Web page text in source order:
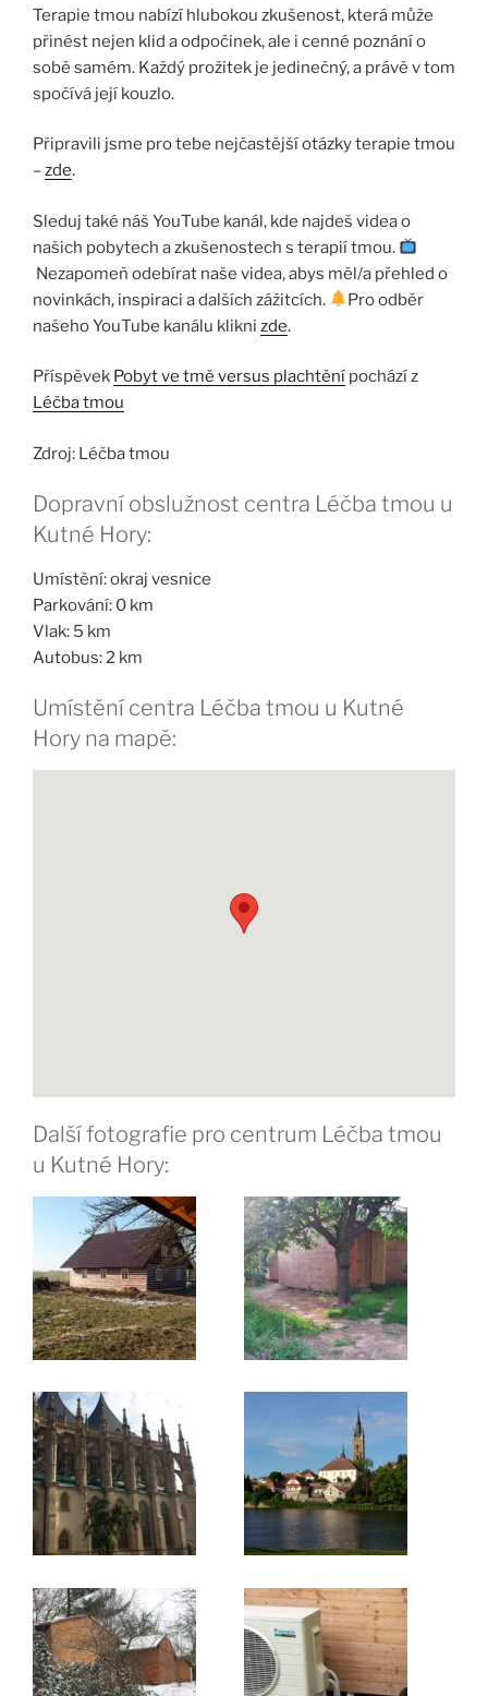
Terapie tmou nabízí hlubokou zkušenost, která může
přinést nejen klid a odpočinek, ale i cenné poznání o
sobě samém. Každý prožitek je jedinečný, a právě v tom
spočívá její kouzlo.
Připravili jsme pro tebe nejčastější otázky terapie tmou
–zde.
Sleduj také náš YouTube kanál, kde najdeš videa o
našich pobytech a zkušenostech s terapií tmou.
Nezapomeň odebírat naše videa, abys měl/a přehled o
novinkách, inspiraci a dalších zážitcích.
Pro odběr
našeho YouTube kanálu klikni zde.
Příspěvek Pobyt ve tmě versus plachtění pochází z
Léčba tmou
Zdroj: Léčba tmou
Dopravní obslužnost centra Léčba tmou u
Kutné Hory:
Umístění: okraj vesnice
Parkování: 0 km
Vlak: 5 km
Autobus: 2 km
Umístění centra Léčba tmou u Kutné
Hory na mapě:
Další fotografie pro centrum Léčba tmou
u Kutné Hory: